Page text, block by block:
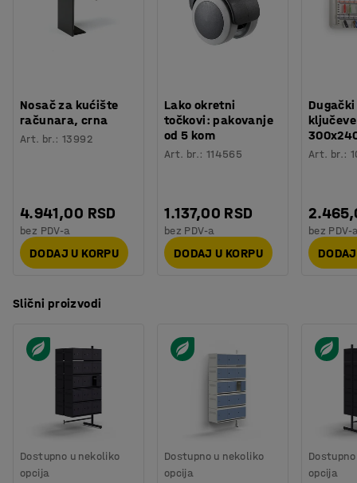
Nosač za kućište
računara, crna
Art. br.:13992
4.941,00 RSD
bez PDV-a
DODAJ U KORPU
Lako okretni
točkovi: pakovanje
od 5 kom
Art. br.: 114565
1.137,00 RSD
bez PDV-a
DODAJ U KORPU
Art. br.:
bez PDV-
Slični proizvodi
Dostupno u nekoliko
opcija
Dostupno u nekoliko
opcija
opcija